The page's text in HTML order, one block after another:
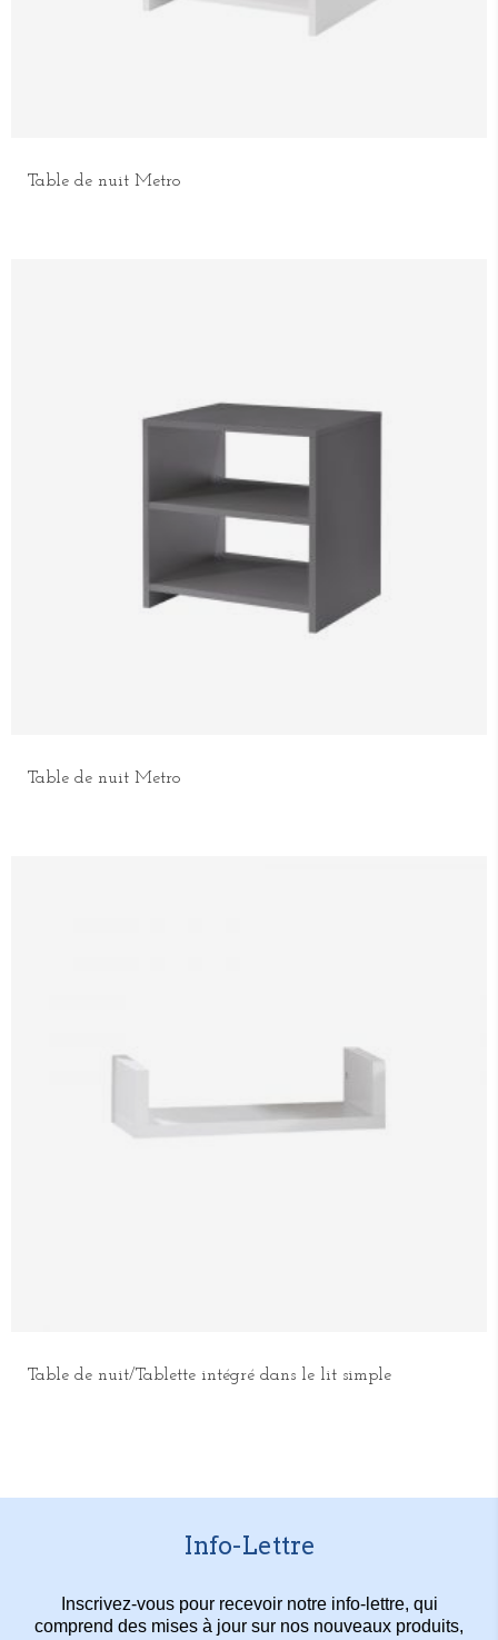
Table de nuit Metro
Table de nuit Metro
Table de nuit/Tablette intégré dans le lit simple
Info-Lettre
Inscrivez-vous pour recevoir notre info-lettre, qui
comprend des mises à jour sur nos nouveaux produits,